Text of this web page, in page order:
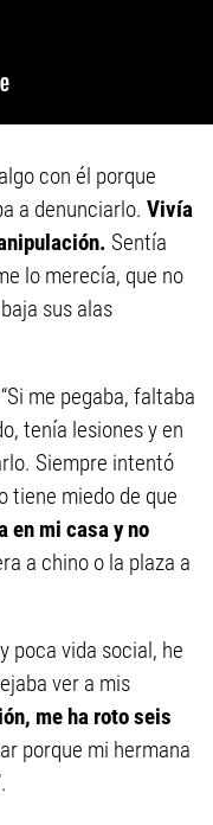
con él porque
a denunciarlo. Vivía
Sentía
lo merecía, que no
sus alas
me pegaba, faltaba
tenía lesiones y en
Siempre intentó
tiene miedo de que
en mi casa y no
a chino o la plaza a
poca vida social, he
ver a mis
me ha roto seis
porque mi hermana